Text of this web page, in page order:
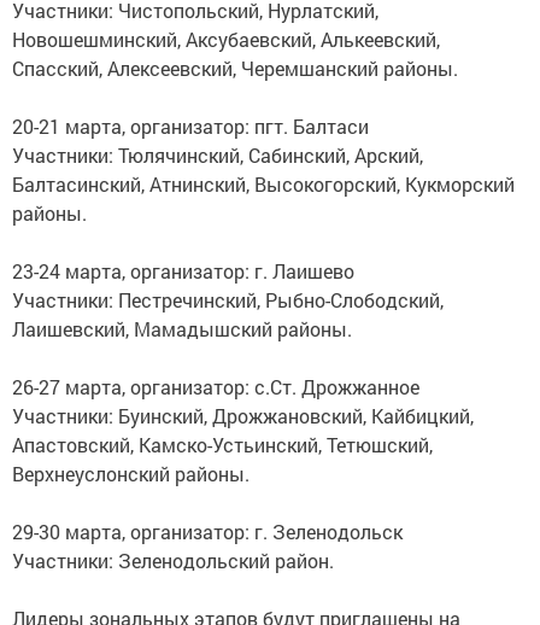
Участники: Чистопольский, Нурлатский,
Новошешминский, Аксубаевский, Алькеевский,
Спасский, Алексеевский, Черемшанский районы.
20-21 марта, организатор: пгт. Балтаси
Участники: Тюлячинский, Сабинский, Арский,
Балтасинский, Атнинский, Высокогорский, Кукморский
районы.
23-24 марта, организатор: г. Лаишево
Участники: Пестречинский, Рыбно-Слободский,
Лаишевский, Мамадышский районы.
26-27 марта, организатор: с.Ст. Дрожжанное
Участники: Буинский, Дрожжановский, Кайбицкий,
Апастовский, Камско-Устьинский, Тетюшский,
Верхнеуслонский районы.
29-30 марта, организатор: г. Зеленодольск
Участники: Зеленодольский район.
Лидеры зональных этапов будут приглашены на